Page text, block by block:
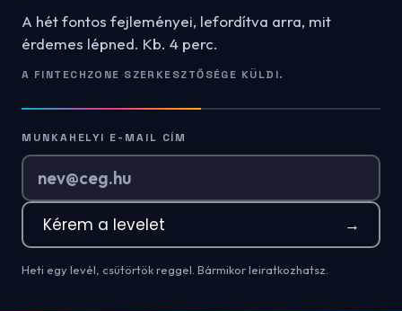
A hét fontos fejleményei, lefordítva arra, mit
érdemes lépned. Kb. 4 perc.
A FINTECHZONE SZERKESZTŐSÉGE KÜLDI.
MUNKAHELYI E-MAIL CÍM
Kérem a levelet →
Heti egy levél, csütörtök reggel. Bármikor leiratkozhatsz.